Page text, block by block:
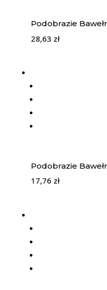
Podobrazie
28,63 zł
Podobrazie
17,76 zł